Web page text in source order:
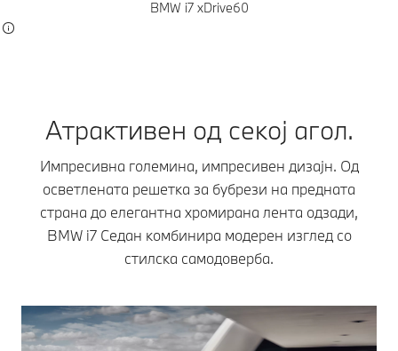
BMW i7 xDrive60
Атрактивен од секој агол.
Импресивна големина, импресивен дизајн. Од
осветлената решетка за бубрези на предната
страна до елегантна хромирана лента одзади,
BMW i7 Седан комбинира модерен изглед со
стилска самодоверба.